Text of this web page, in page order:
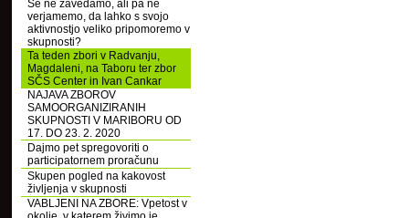
Se ne zavedamo, ali pa ne
verjamemo, da lahko s svojo
aktivnostjo veliko pripomoremo v
skupnosti?
Ta teden zbori v Radvanju,
Magdaleni, na Taboru ter zbor
SČS Center in Ivan Cankar
NAJAVA ZBOROV
SAMOORGANIZIRANIH
SKUPNOSTI V MARIBORU OD
17. DO 23. 2. 2020
Dajmo pet spregovoriti o
participatornem proračunu
Skupen pogled na kakovost
življenja v skupnosti
VABLJENI NA ZBORE: Vpetost v